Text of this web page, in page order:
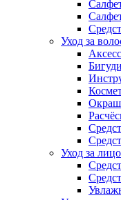
Уход за
Бигуди
Уход за